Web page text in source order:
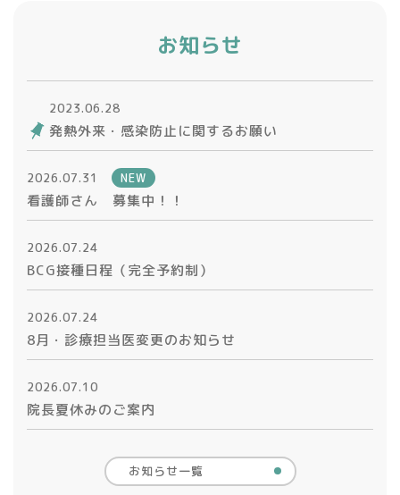
お知らせ
2023.06.28
発熱外来・感染防止に関するお願い
2026.07.31 NEW
看護師さん 募集中！！
2026.07.24
BCG接種日程（完全予約制）
2026.07.24
8月・診療担当医変更のお知らせ
2026.07.10
院長夏休みのご案内
お知らせ一覧